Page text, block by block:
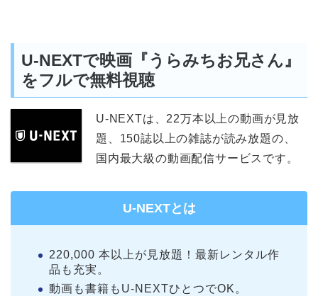
U-NEXTで映画『うらみちお兄さん』
をフルで無料視聴
U-NEXTは、22万本以上の動画が見放
題、150誌以上の雑誌が読み放題の、
国内最大級の動画配信サービスです。
U-NEXTとは
220,000 本以上が見放題！最新レンタル作
品も充実。
動画も書籍もU-NEXTひとつでOK。